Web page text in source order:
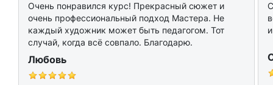
Очень понравился курс! Прекрасный сюжет и
очень профессиональный подход Мастера. Не
каждый художник может быть педагогом. Тот
случай, когда всё совпало. Благодарю.
Любовь